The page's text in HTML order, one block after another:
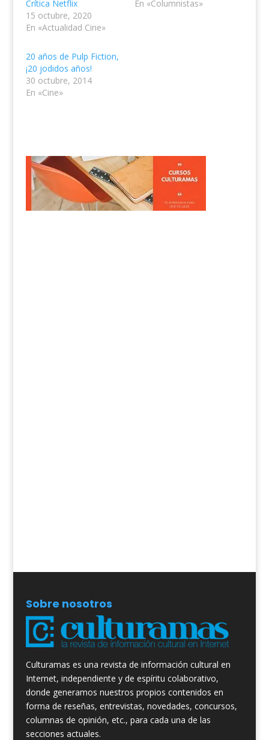
Crítica Netflix
15 octubre, 2020
En «Actualidad Cine»
En «Columnistas»
20 años de Pulp Fiction,
¡20 jodidos años!
30 octubre, 2014
En «Cine»
Sobre nosotros
Culturamas es una revista de información cultural en
Internet, independiente y de espíritu colaborativo,
donde generamos nuestros propios contenidos en
forma de reseñas, entrevistas, novedades, concursos,
columnas de opinión, etc., para cada una de las
secciones actuales.